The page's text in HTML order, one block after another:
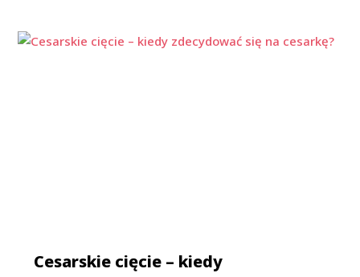
Cesarskie cięcie – kiedy